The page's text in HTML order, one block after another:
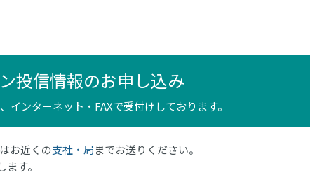
投信情報のお申し込み
インターネット・FAXで受付けしております。
お近くの支社・局までお送りください。
す。